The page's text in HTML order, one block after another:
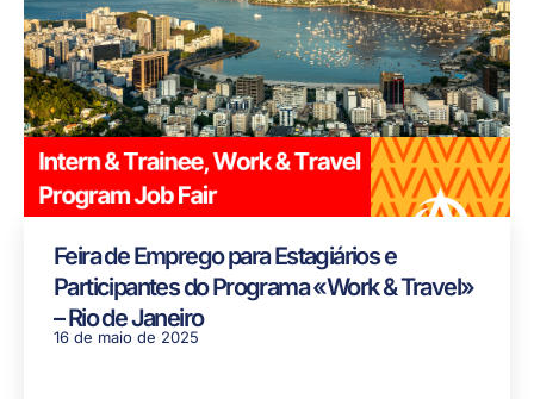
Feira de Emprego para Estagiários e
Participantes do Programa «Work & Travel»
– Rio de Janeiro
16 de maio de 2025